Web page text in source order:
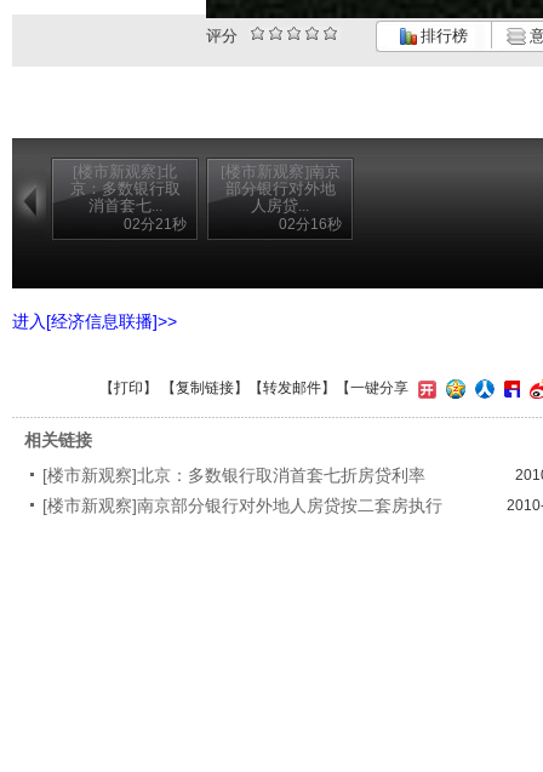
评分 排行榜
[楼市新观察]北
京：多数银行取
消首套七...
02分21秒
[楼市新观察]南京
部分银行对外地
人房贷...
02分16秒
进入[经济信息联播]>>
【打印 】 【复制链接】【转发邮件】 【一键分享
相关链接
[楼市新观察]北京：多数银行取消首套七折房贷利率
[楼市新观察]南京部分银行对外地人房贷按二套房执行